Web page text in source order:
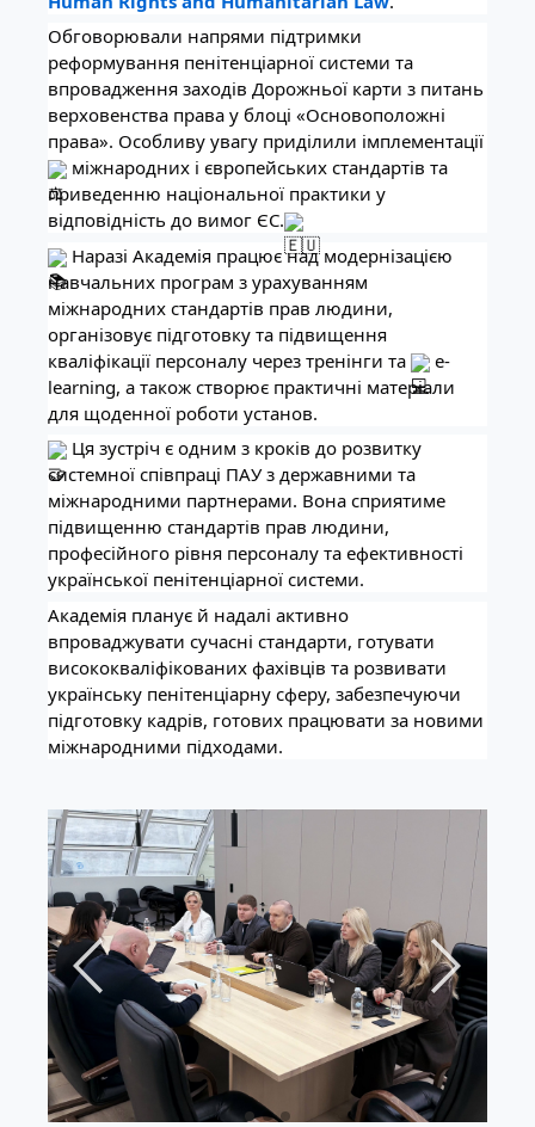
Обговорювали напрями підтримки
реформування пенітенціарної системи та
впровадження заходів Дорожньої карти з питань
верховенства права у блоці «Основоположні
права». Особливу увагу приділили імплементації
міжнародних і європейських стандартів та
приведенню національної практики у
відповідність до вимог ЄС.
Наразі Академія працює над модернізацією
навчальних програм з урахуванням
міжнародних стандартів прав людини,
організовує підготовку та підвищення
кваліфікації персоналу через тренінги та
e-
learning, а також створює практичні матеріали
для щоденної роботи установ.
Ця зустріч є одним з кроків до розвитку
системної співпраці ПАУ з державними та
міжнародними партнерами. Вона сприятиме
підвищенню стандартів прав людини,
професійного рівня персоналу та ефективності
української пенітенціарної системи.
Академія планує й надалі активно
впроваджувати сучасні стандарти, готувати
висококваліфікованих фахівців та розвивати
українську пенітенціарну сферу, забезпечуючи
підготовку кадрів, готових працювати за новими
міжнародними підходами.